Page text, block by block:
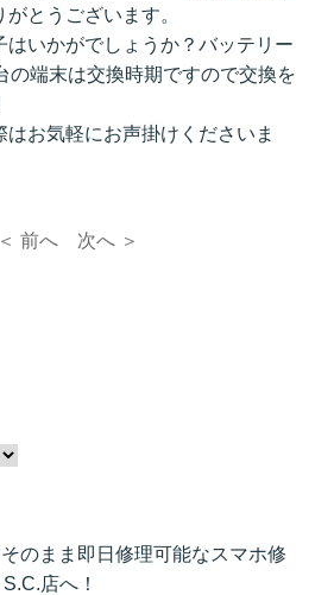
とうございます。
はいかがでしょうか？バッテリー
の端末は交換時期ですので交換を
はお気軽にお声掛けくださいま
＜ 前へ 次へ ＞
のまま即日修理可能なスマホ修
店へ！